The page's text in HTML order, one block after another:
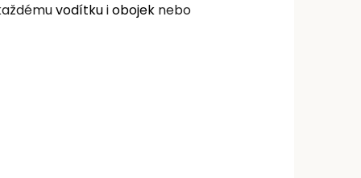
vodítkuiobojek nebo